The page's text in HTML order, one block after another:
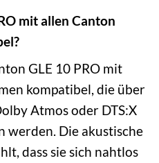
mit allen Canton
GLE 10 PRO mit
kompatibel, die über
Atmos oder DTS:X
Die akustische
dass sie sich nahtlos